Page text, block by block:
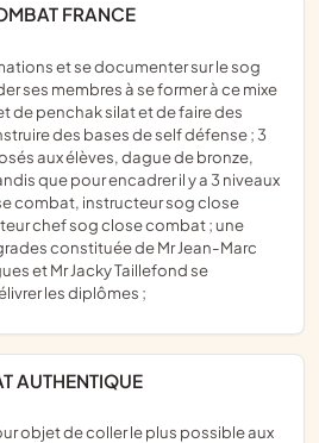
FRANCE
ses membres à se former à ce mixe
de penchak silat et de faire des
des bases de self défense ; 3
aux élèves, dague de bronze,
que pour encadrer il y a 3 niveaux
combat, instructeur sog close
chef sog close combat ; une
constituée de Mr Jean-Marc
et Mr Jacky Taillefond se
les diplômes ;
AUTHENTIQUE